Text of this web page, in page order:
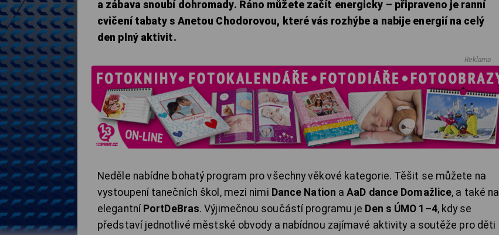
a zábava snoubí dohromady. Ráno můžete začít energicky – připraveno je ranní
cvičení tabaty s Anetou Chodorovou, které vás rozhýbe a nabije energií na celý
den plný aktivit.
Reklama
Neděle nabídne bohatý program pro všechny věkové kategorie. Těšit se můžete na
vystoupení tanečních škol, mezi nimi Dance Nation aAaD dance Domažlice, a také na
elegantní PortDeBras. Výjimečnou součástí programu je Den s ÚMO 1–4, kdy se
představí jednotlivé městské obvody a nabídnou zajímavé aktivity a soutěže pro děti